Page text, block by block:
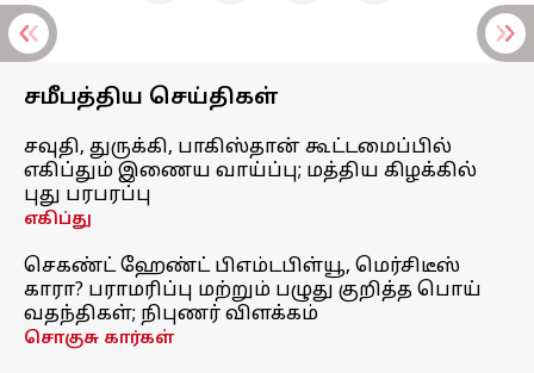
சமீபத்திய செய்திகள்
சவுதி, துருக்கி, பாகிஸ்தான் கூட்டமைப்பில்
எகிப்தும் இணைய வாய்ப்பு; மத்திய கிழக்கில்
புது பரபரப்பு
எகிப்து
செகண்ட் ஹேண்ட் பிஎம்டபிள்யூ, மெர்சிடீஸ்
காரா? பராமரிப்பு மற்றும் பழுது குறித்த பொய்
வதந்திகள்; நிபுணர் விளக்கம்
சொகுசு கார்கள்